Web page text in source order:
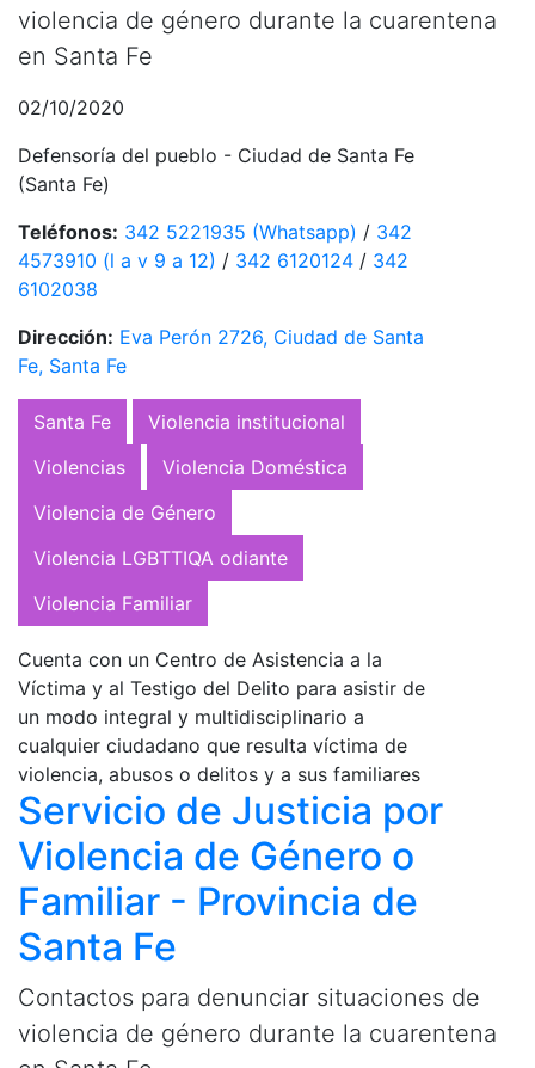
violencia de género durante la cuarentena
en Santa Fe
02/10/2020
Defensoría del pueblo - Ciudad de Santa Fe
(Santa Fe)
Teléfonos: 342 5221935 (Whatsapp) / 342
4573910 (l a v 9 a 12) / 342 6120124 / 342
6102038
Dirección: Eva Perón 2726, Ciudad de Santa
Fe, Santa Fe
Santa Fe
Violencia institucional
Violencias
Violencia Doméstica
Violencia de Género
Violencia LGBTTIQA odiante
Violencia Familiar
Cuenta con un Centro de Asistencia a la
Víctima y al Testigo del Delito para asistir de
un modo integral y multidisciplinario a
cualquier ciudadano que resulta víctima de
violencia, abusos o delitos y a sus familiares
Servicio de Justicia por
Violencia de Género o
Familiar - Provincia de
Santa Fe
Contactos para denunciar situaciones de
violencia de género durante la cuarentena